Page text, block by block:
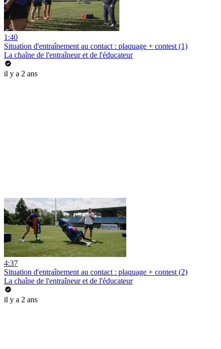
1:40
Situation d'entraînement au contact : plaquage + contest (1)
La chaîne de l'entraîneur et de l'éducateur
il y a 2 ans
4:37
Situation d'entraînement au contact : plaquage + contest (2)
La chaîne de l'entraîneur et de l'éducateur
il y a 2 ans